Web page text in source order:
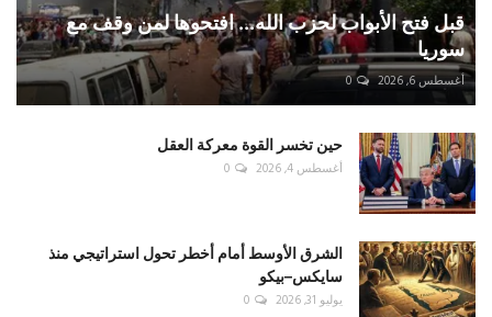
قبل فتح الأبواب لحزب الله... افتحوها لمن وقف مع
سوريا
أغسطس 6, 2026 0
حين تخسر القوة معركة العقل
أغسطس 4, 2026 0
الشرق الأوسط أمام أخطر تحول استراتيجي منذ
سايكس–بيكو
يوليو 31, 2026 0